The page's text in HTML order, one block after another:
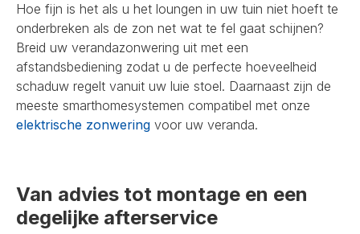
Hoe fijn is het als u het loungen in uw tuin niet hoeft te
onderbreken als de zon net wat te fel gaat schijnen?
Breid uw verandazonwering uit met een
afstandsbediening zodat u de perfecte hoeveelheid
schaduw regelt vanuit uw luie stoel. Daarnaast zijn de
meeste smarthomesystemen compatibel met onze
elektrische zonwering voor uw veranda.
Van advies tot montage en een
degelijke afterservice